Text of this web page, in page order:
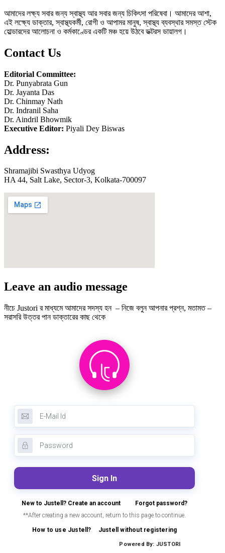
আমাদের লক্ষ্য সবার জন্য স্বাস্থ্য আর সবার জন্য চিকিৎসা পরিষেবা। আমাদের আশা,
এই লক্ষ্যে ডাক্তার, স্বাস্থ্যকর্মী, রোগী ও আপামর মানুষ, স্বাস্থ্য ব্যবস্থার সমস্ত স্টেক
হোল্ডারদের আলোচনা ও কর্মকাণ্ডের একটি মঞ্চ হয়ে উঠবে ডক্টরস ডায়ালগ।
Contact Us
Editorial Committee:
Dr. Punyabrata Gun
Dr. Jayanta Das
Dr. Chinmay Nath
Dr. Indranil Saha
Dr. Aindril Bhowmik
Executive Editor: Piyali Dey Biswas
Address:
Shramajibi Swasthya Udyog
HA 44, Salt Lake, Sector-3, Kolkata-700097
Leave an audio message
নীচে Justori র মাধ্যমে আমাদের সদস্য হন – নিজে বলুন আপনার প্রশ্ন, মতামত –
সরাসরি উত্তর পান ডাক্তারের কাছ থেকে